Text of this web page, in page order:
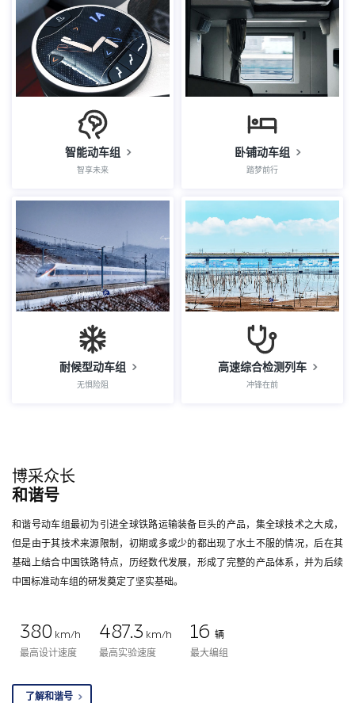
智能动车组
智享未来
卧铺动车组
踏梦前行
耐候型动车组
无惧险阻
高速综合检测列车
冲锋在前
博采众长
和谐号
和谐号动车组最初为引进全球铁路运输装备巨头的产品，集全球技术之大成，
但是由于其技术来源限制，初期或多或少的都出现了水土不服的情况，后在其
基础上结合中国铁路特点，历经数代发展，形成了完整的产品体系，并为后续
中国标准动车组的研发奠定了坚实基础。
380 km/h
最高设计速度
487.3 km/h
最高实验速度
16 辆
最大编组
了解和谐号